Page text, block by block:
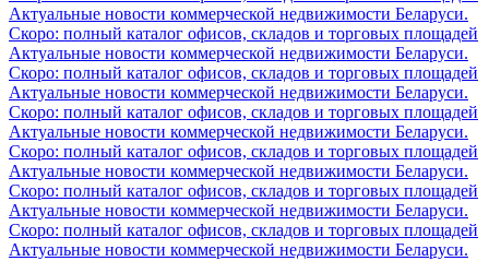
Актуальные новости коммерческой недвижимости Беларуси.
Скоро: полный каталог офисов, складов и торговых площадей
Актуальные новости коммерческой недвижимости Беларуси.
Скоро: полный каталог офисов, складов и торговых площадей
Актуальные новости коммерческой недвижимости Беларуси.
Скоро: полный каталог офисов, складов и торговых площадей
Актуальные новости коммерческой недвижимости Беларуси.
Скоро: полный каталог офисов, складов и торговых площадей
Актуальные новости коммерческой недвижимости Беларуси.
Скоро: полный каталог офисов, складов и торговых площадей
Актуальные новости коммерческой недвижимости Беларуси.
Скоро: полный каталог офисов, складов и торговых площадей
Актуальные новости коммерческой недвижимости Беларуси.